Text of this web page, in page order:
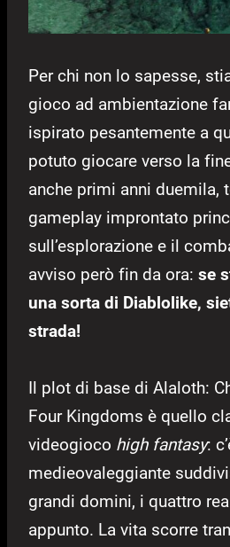
Per chi non lo sapesse,
gioco ad ambientazione
ispirato pesantemente a
potuto giocare verso la
anche primi anni duemila,
gameplay improntato
sull’esplorazione e il
avviso però fin da ora: se
una sorta di Diablolike,
strada!
Il plot di base di Alaloth:
Four Kingdoms è quello
videogioco high fantasy:
medieovaleggiante
grandi domini, i quattro
appunto. La vita scorre